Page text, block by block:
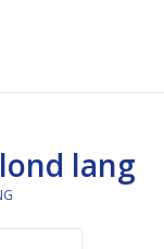
lang